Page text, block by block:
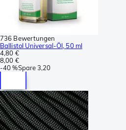
736 Bewertungen
Ballistol Universal-Öl, 50 ml
4,80 €
8,00 €
-40 %Spare3,20